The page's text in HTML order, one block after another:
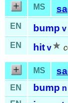
MS sa
EN bump v
EN
hit v
MS
EN bump n